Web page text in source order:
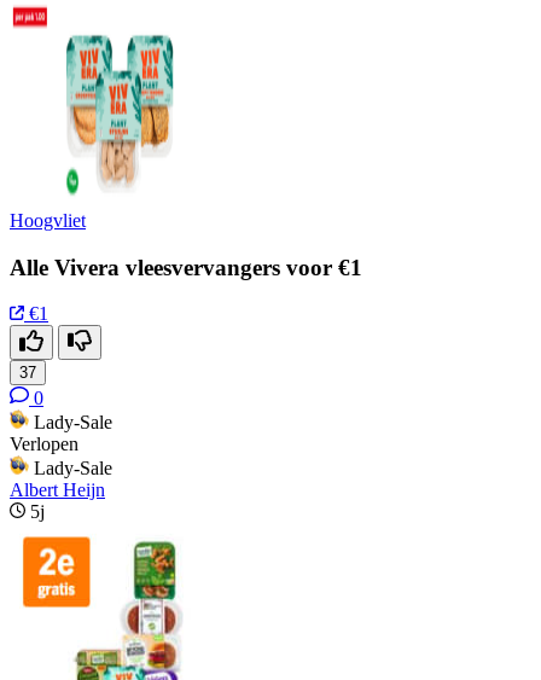
Hoogvliet
Alle Vivera vleesvervangers voor €1
€1
37
0
Lady-Sale
Verlopen
Lady-Sale
Albert Heijn
5j